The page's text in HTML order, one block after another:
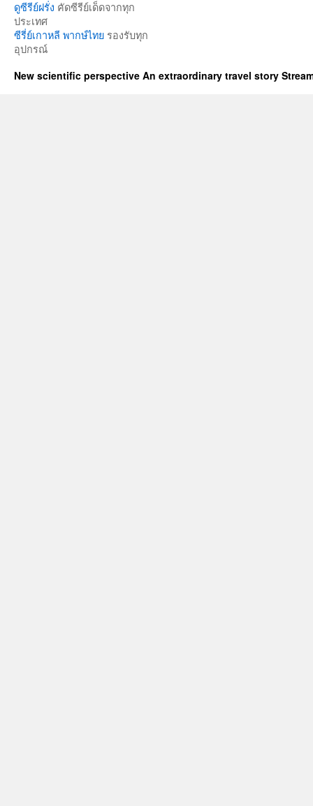
ดูซีรีย์ฝรั่ง คัดซีรีย์เด็ดจากทุก
ประเทศ
ซีรี่ย์เกาหลี พากษ์ไทย รองรับทุก
อุปกรณ์
New scientific perspective An extraordinary travel story